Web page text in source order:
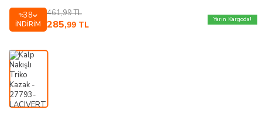
%38
İNDIRIM
461,99TL
285,99 TL
Yarın Kargoda!